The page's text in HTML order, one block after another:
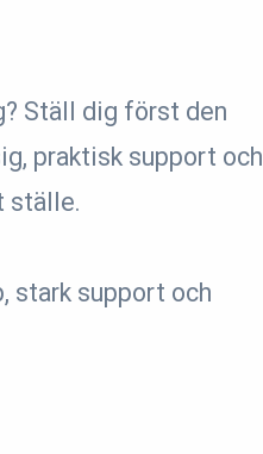
Ställ dig först den
praktisk support och
ställe.
stark support och